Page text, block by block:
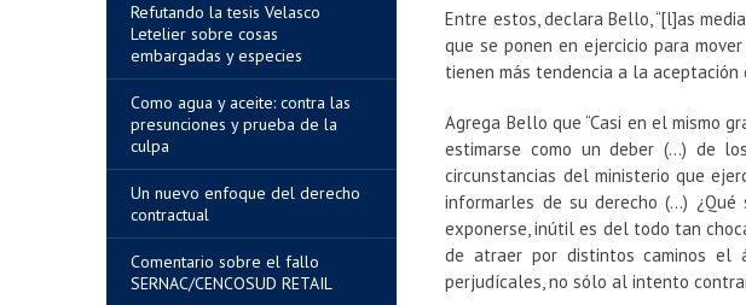
Refutando la tesis Velasco
Letelier sobre cosas
embargadas y especies
Como agua y aceite: contra las
presunciones y prueba de la
culpa
Un nuevo enfoque del derecho
contractual
Comentario sobre el fallo
SERNAC/CENCOSUD RETAIL
Entre estos, declara Bello, “[l]as
que se ponen en ejercicio para
tienen más tendencia a la aceptación
Agrega Bello que “Casi en el mismo
estimarse como un deber (…) de
circunstancias del ministerio que
informarles de su derecho (…)
exponerse, inútil es del todo tan
de atraer por distintos caminos el
perjudícales, no sólo al intento